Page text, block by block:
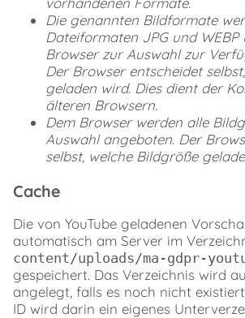
Die genannten Bildformate
Dateiformaten JPG und WEBP
Browser zur Auswahl zur
Der Browser entscheidet
geladen wird. Dies dient der
älteren Browsern.
Dem Browser werden alle
Auswahl angeboten. Der
selbst, welche Bildgröße
Cache
Die von YouTube geladenen
automatisch am Server im
content/uploads/ma-gdpr-
gespeichert. Das Verzeichnis wird
angelegt, falls es noch nicht
ID wird darin ein eigenes